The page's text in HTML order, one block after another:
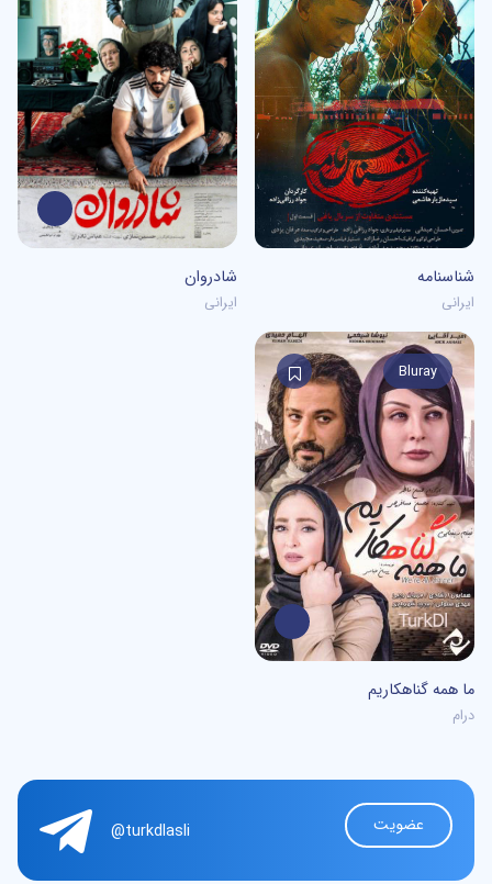
شناسنامه
ایرانی
شادروان
ایرانی
Bluray
ما همه گناهکاریم
درام
@turkdlasli عضویت